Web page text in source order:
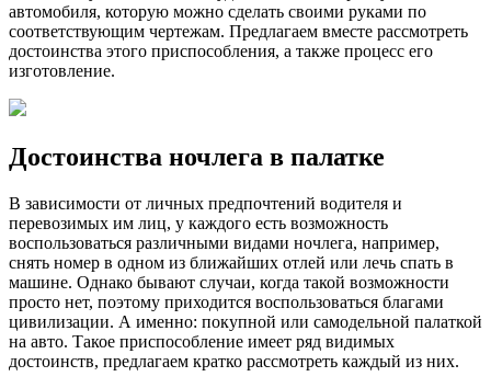
автомобиля, которую можно сделать своими руками по
соответствующим чертежам. Предлагаем вместе рассмотреть
достоинства этого приспособления, а также процесс его
изготовление.
Достоинства ночлега в палатке
В зависимости от личных предпочтений водителя и
перевозимых им лиц, у каждого есть возможность
воспользоваться различными видами ночлега, например,
снять номер в одном из ближайших отлей или лечь спать в
машине. Однако бывают случаи, когда такой возможности
просто нет, поэтому приходится воспользоваться благами
цивилизации. А именно: покупной или самодельной палаткой
на авто. Такое приспособление имеет ряд видимых
достоинств, предлагаем кратко рассмотреть каждый из них.